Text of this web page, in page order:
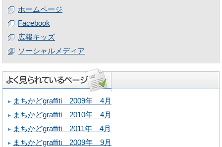
ホームページ
Facebook
広報キッズ
ソーシャルメディア
まちかどgraffiti 2009年 4月
まちかどgraffiti 2010年 4月
まちかどgraffiti 2011年 4月
まちかどgraffiti 2009年 9月